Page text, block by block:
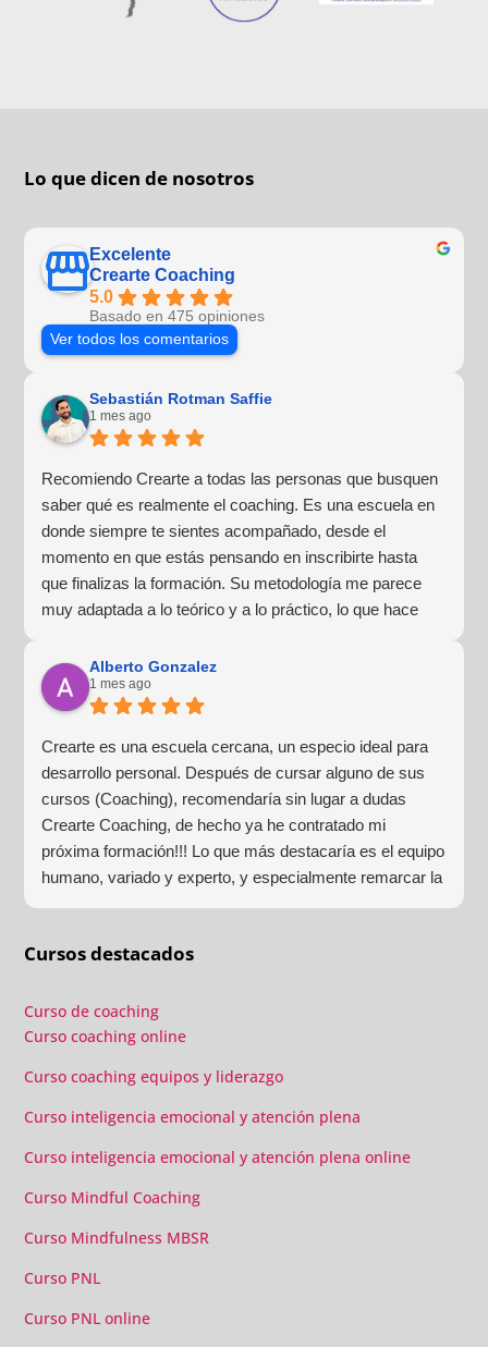
Lo que dicen de nosotros
Excelente
Crearte Coaching
5.0
Basado en 475 opiniones
Ver todos los comentarios
Sebastián Rotman Saffie
1 mes ago
Recomiendo Crearte a todas las personas que busquen
saber qué es realmente el coaching. Es una escuela en
donde siempre te sientes acompañado, desde el
momento en que estás pensando en inscribirte hasta
que finalizas la formación. Su metodología me parece
muy adaptada a lo teórico y a lo práctico, lo que hace
¡Para mí fue una excelente experiencia!
Alberto Gonzalez
1 mes ago
Crearte es una escuela cercana, un especio ideal para
desarrollo personal. Después de cursar alguno de sus
cursos (Coaching), recomendaría sin lugar a dudas
Crearte Coaching, de hecho ya he contratado mi
próxima formación!!! Lo que más destacaría es el equipo
humano, variado y experto, y especialmente remarcar la
añadido con multitud de formaciones, seminarios y
gran liderazgo de Beatriz Ricondo!!!
Cursos destacados
Curso de coaching
Curso coaching online
Curso coaching equipos y liderazgo
Curso inteligencia emocional y atención plena
Curso inteligencia emocional y atención plena online
Curso Mindful Coaching
Curso Mindfulness MBSR
Curso PNL
Curso PNL online